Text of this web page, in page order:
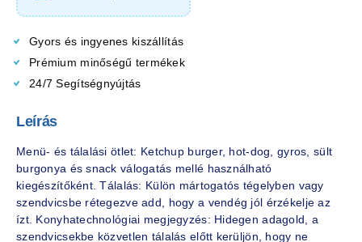
Gyors és ingyenes kiszállítás
Prémium minőségű termékek
24/7 Segítségnyújtás
Leírás
Menü- és tálalási ötlet: Ketchup burger, hot-dog, gyros, sült
burgonya és snack válogatás mellé használható
kiegészítőként. Tálalás: Külön mártogatós tégelyben vagy
szendvicsbe rétegezve add, hogy a vendég jól érzékelje az
ízt. Konyhatechnológiai megjegyzés: Hidegen adagold, a
szendvicsekbe közvetlen tálalás előtt kerüljön, hogy ne